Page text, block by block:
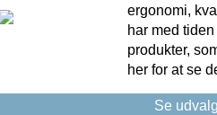
ergonomi,
har med
produkter,
her for at se
Se